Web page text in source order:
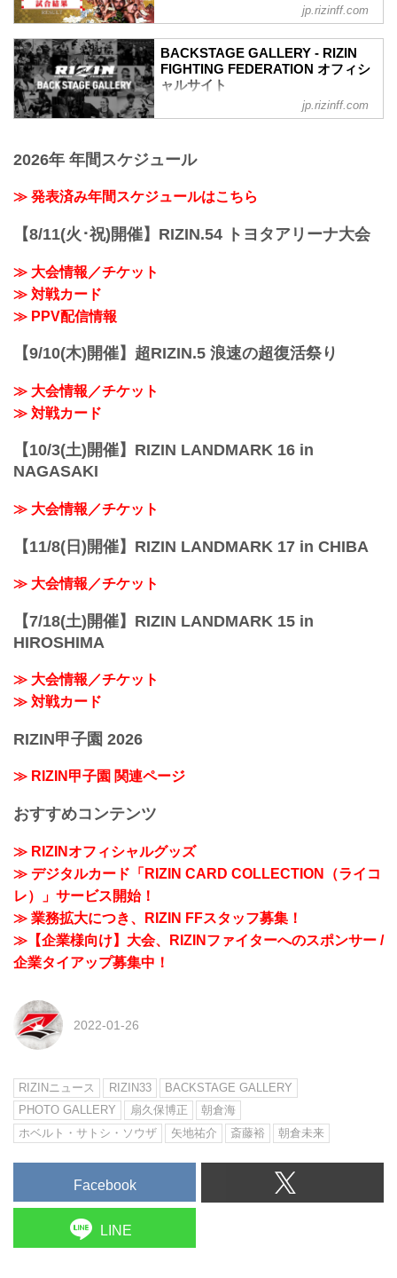
関根“シュレック”秀樹3
シビサイ頌真3
第8試合 萩原京平 vs. 鈴木博昭
萩原京平3
鈴木博昭3
第6試合 シバター vs. 久保優太
第16試合／RIZIN JAPAN GP2021 バンタ
博正
Full Fight | 朝倉海 vs. 扇久保博正 2 / Kai
Asakura vs. Hiromasa Ougikubo 2 -
（LOSE）朝倉海 vs. 扇久保博正（WIN）
≫ 試合結果詳細
ルト・サトシ...
jp.rizinff.com
BACKSTAGE GALLERY - RIZIN
FIGHTING FEDERATION オフィシ
ャルサイト
BACKSTAGE GALLERY の記事一覧 - 格
イジン ファイティング フェデレーショ
いきます。
jp.rizinff.com
2026年 年間スケジュール
≫ 発表済み年間スケジュールはこちら
【8/11(火･祝)開催】RIZIN.54 トヨタアリーナ大会
≫ 大会情報／チケット
≫ 対戦カード
≫ PPV配信情報
【9/10(木)開催】超RIZIN.5 浪速の超復活祭り
≫ 大会情報／チケット
≫ 対戦カード
【10/3(土)開催】RIZIN LANDMARK 16 in
NAGASAKI
≫ 大会情報／チケット
【11/8(日)開催】RIZIN LANDMARK 17 in CHIBA
≫ 大会情報／チケット
【7/18(土)開催】RIZIN LANDMARK 15 in
HIROSHIMA
≫ 大会情報／チケット
≫ 対戦カード
RIZIN甲子園 2026
≫ RIZIN甲子園 関連ページ
おすすめコンテンツ
≫ RIZINオフィシャルグッズ
≫ デジタルカード「RIZIN CARD COLLECTION（ライコ
レ）」サービス開始！
≫ 業務拡大につき、RIZIN FFスタッフ募集！
≫【企業様向け】大会、RIZINファイターへのスポンサー /
企業タイアップ募集中！
2022-01-26
RIZINニュース RIZIN33
BACKSTAGE GALLERY
PHOTO GALLERY
扇久保博正
朝倉海
ホベルト・サトシ・ソウザ
矢地祐介 斎藤裕 朝倉未来
Facebook
LINE